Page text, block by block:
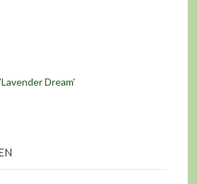
Dream’